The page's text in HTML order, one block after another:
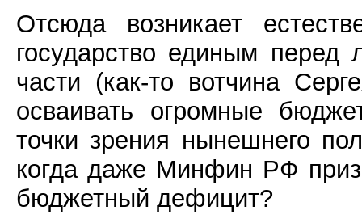
Отсюда возникает
государство единым
части (как-то вотчина
осваивать огромные
точки зрения нынешнего
когда даже Минфин РФ
бюджетный дефицит?